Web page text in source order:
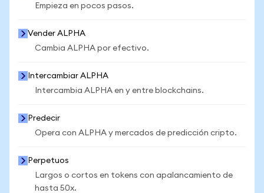
Empieza en pocos pasos.
Vender ALPHA
Cambia ALPHA por efectivo.
Intercambiar ALPHA
Intercambia ALPHA en y entre blockchains.
Predecir
Opera con ALPHA y mercados de predicción cripto.
Perpetuos
Largos o cortos en tokens con apalancamiento de
hasta 50x.